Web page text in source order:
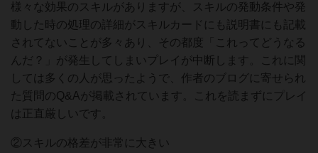
様々な効果のスキルがありますが、スキルの発動条件や発
動した時の処理の詳細がスキルカードにも説明書にも記載
されてないことが多々あり、その都度「これってどうなる
んだ？」が発生してしまいプレイが中断します。これに関
しては多くの人が思ったようで、作者のブログに寄せられ
た質問のQ&Aが掲載されています。これを読まずにプレイ
は正直厳しいです。
②スキルの格差が非常に大きい